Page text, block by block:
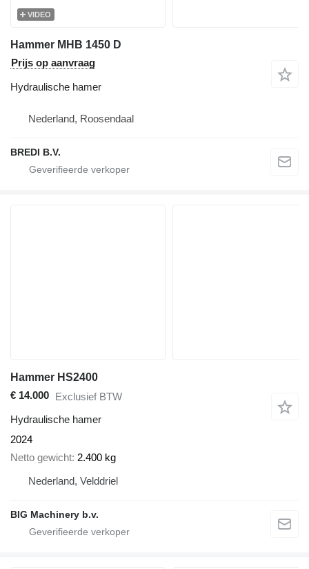
VIDEO
Hammer MHB 1450 D
Prijs op aanvraag
Hydraulische hamer
Nederland, Roosendaal
BREDI B.V.
Hammer HS2400
€ 14.000 Exclusief BTW
Hydraulische hamer
2024
Netto gewicht 2.400 kg
Nederland, Velddriel
BIG Machinery b.v.